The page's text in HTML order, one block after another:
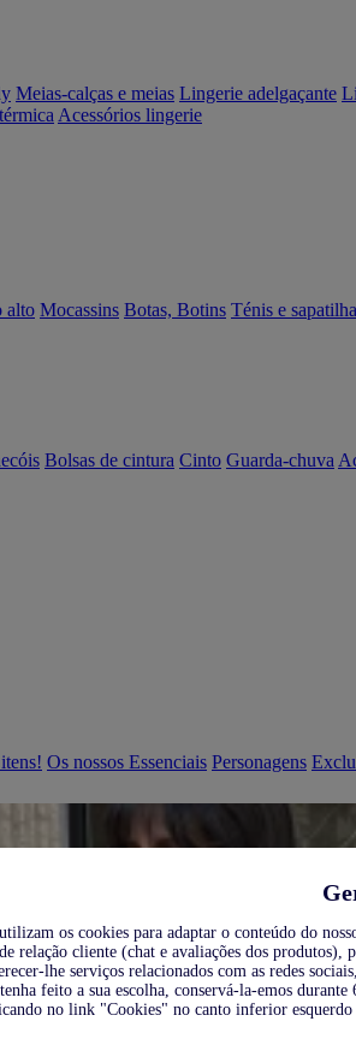
utilizam os cookies para adaptar o conteúdo do
relação cliente (chat e avaliações dos produtos),
lhe serviços relacionados com as redes
feito a sua escolha, conservá-la-emos durante
no link "Cookies" no canto inferior esquerdo
Meias-calças e meias Lingerie adelgaçante
Acessórios lingerie
alto Mocassins Botas, Botins Ténis e
Bolsas de cintura Cinto Guarda-chuva
Os nossos Essenciais Personagens